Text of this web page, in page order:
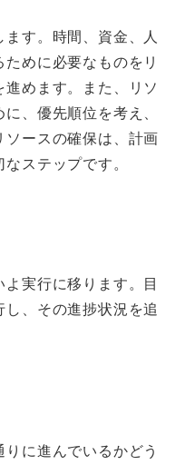
す。時間、資金、人
めに必要なものをリ
めます。また、リソ
、優先順位を考え、
ースの確保は、計画
ステップです。
実行に移ります。目
、その進捗状況を追
に進んでいるかどう